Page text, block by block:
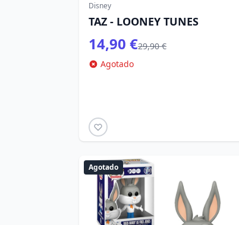
Disney
TAZ - LOONEY TUNES
14,90 €29,90 €
Agotado
Agotado